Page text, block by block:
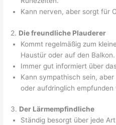
Kann nerven, aber sorgt für
2. Die freundliche Plauderer
Kommt regelmäßig zum
Haustür oder auf den Balkon.
Immer gut informiert über
Kann sympathisch sein,
oder aufdringlich empfunden
3. Der Lärmempfindliche
Ständig besorgt über jede